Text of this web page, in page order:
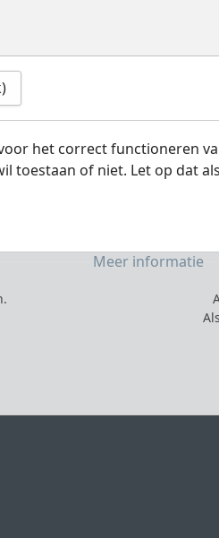
het correct functioneren
toestaan of niet. Let op dat
Meer informatie